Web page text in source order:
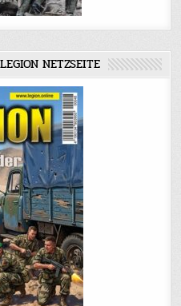
NETZSEITE